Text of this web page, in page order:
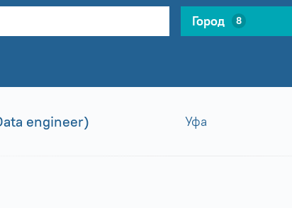
Город 8
engineer) Уфа